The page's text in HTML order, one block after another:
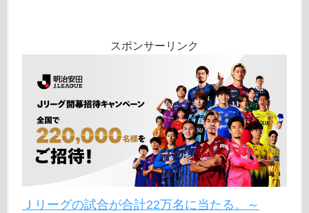
スポンサーリンク
Ｊリーグの試合が合計22万名に当たる。～